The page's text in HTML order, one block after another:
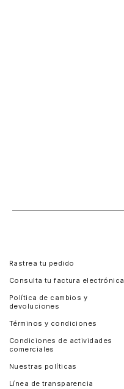
Rastrea tu pedido
Consulta tu factura electrónica
Política de cambios y
devoluciones
Términos y condiciones
Condiciones de actividades
comerciales
Nuestras políticas
Línea de transparencia